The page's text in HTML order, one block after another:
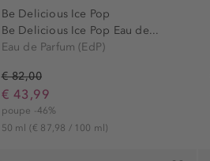
Be Delicious Ice Pop
Be Delicious Ice Pop Eau de...
Eau de Parfum (EdP)
€ 82,00
€ 43,99
poupe -46%
50 ml (€ 87,98 / 100 ml)